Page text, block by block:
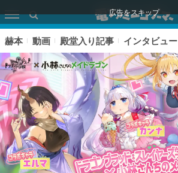
広告をスキップ
赫本 動画 殿堂入り記事 インタビュー